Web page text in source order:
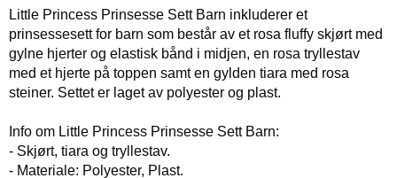
Little Princess Prinsesse Sett Barn inkluderer et
prinsessesett for barn som består av et rosa fluffy skjørt med
gylne hjerter og elastisk bånd i midjen, en rosa tryllestav
med et hjerte på toppen samt en gylden tiara med rosa
steiner. Settet er laget av polyester og plast.
Info om Little Princess Prinsesse Sett Barn:
- Skjørt, tiara og tryllestav.
- Materiale: Polyester, Plast.